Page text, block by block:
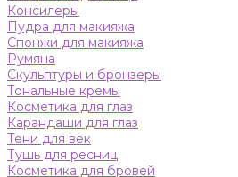
Консилеры
Пудра для макияжа
Спонжи для макияжа
Румяна
Скульптуры и бронзеры
Тональные кремы
Косметика для глаз
Карандаши для глаз
Тени для век
Тушь для ресниц
Косметика для бровей